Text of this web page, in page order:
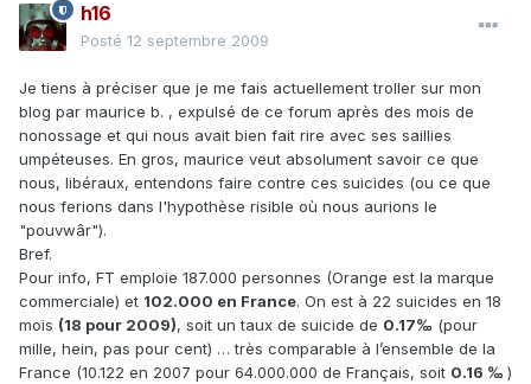
h16
Posté 12 septembre 2009
Je tiens à préciser que je me fais actuellement troller sur mon
blog par maurice b. , expulsé de ce forum après des mois de
nonossage et qui nous avait bien fait rire avec ses saillies
umpéteuses. En gros, maurice veut absolument savoir ce que
nous, libéraux, entendons faire contre ces suicides (ou ce que
nous ferions dans l'hypothèse risible où nous aurions le
"pouvwâr").
Bref.
Pour info, FT emploie 187.000 personnes (Orange est la marque
commerciale) et 102.000 en France. On est à 22 suicides en 18
mois (18 pour 2009), soit un taux de suicide de 0.17‰ (pour
mille, hein, pas pour cent) … très comparable à l’ensemble de la
France (10.122 en 2007 pour 64.000.000 de Français, soit 0.16 ‰ )